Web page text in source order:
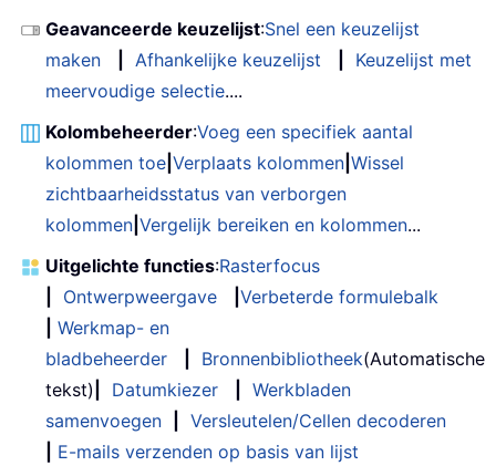
Geavanceerde keuzelijst:Snel een keuzelijst
maken
Afhankelijke keuzelijst
Keuzelijst met
meervoudige selectie....
Kolombeheerder:Voeg een specifiek aantal
kolommen toe Verplaats kolommen Wissel
zichtbaarheidsstatus van verborgen
kolommen Vergelijk bereiken en kolommen...
Uitgelichte functies:Rasterfocus
Ontwerpweergave
Verbeterde formulebalk
Werkmap- en
bladbeheerder
Bronnenbibliotheek(Automatische
tekst)
Datumkiezer
Werkbladen
samenvoegen
Versleutelen/Cellen decoderen
E-mails verzenden op basis van lijst